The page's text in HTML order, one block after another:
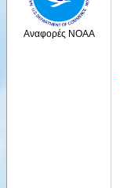
Αναφορές NOAA